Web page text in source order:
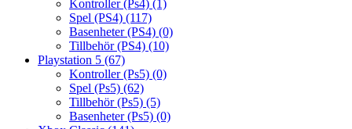
Kontroller (Ps4) (1)
Spel (PS4) (117)
Basenheter (PS4) (0)
Tillbehör (PS4) (10)
Playstation 5 (67)
Kontroller (Ps5) (0)
Spel (Ps5) (62)
Tillbehör (Ps5) (5)
Basenheter (Ps5) (0)